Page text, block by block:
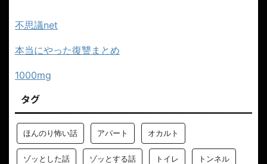
不思議net
本当にやった復讐まとめ
1000mg
タグ
ほんのり怖い話 アパート オカルト
ゾッとした話 ゾッとする話 トイレ トンネル